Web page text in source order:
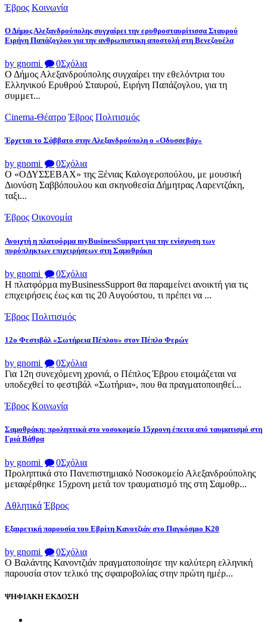
Έβρος Κοινωνία
Ο Δήμος Αλεξανδρούπολης συγχαίρει την ερυθροσταυρίτισσα Σταυρού
Ειρήνη Παπάζογλου για την ανθρωπιστικη αποστολή στη Βενεζουέλα
by gnomi 0Σχόλια
Ο Δήμος Αλεξανδρούπολης συγχαίρει την εθελόντρια του
Ελληνικού Ερυθρού Σταυρού, Ειρήνη Παπάζογλου, για τη
συμμετ...
Cinema-Θέατρο Έβρος Πολιτισμός
Έρχεται το Σάββατο στην Αλεξανδρούπολη ο «Οδυσσεβάχ»
by gnomi 0Σχόλια
Ο «ΟΔΥΣΣΕΒΑΧ» της Ξένιας Καλογεροπούλου, με μουσική
Διονύση Σαββόπουλου και σκηνοθεσία Δήμητρας Λαρεντζάκη,
ταξι...
Έβρος Οικονομία
Ανοιχτή η πλατφόρμα myBusinessSupport για την ενίσχυση των
πυρόπληκτων επιχειρήσεων στη Σαμοθράκη
by gnomi 0Σχόλια
Η πλατφόρμα myBusinessSupport θα παραμείνει ανοικτή για τις
επιχειρήσεις έως και τις 20 Αυγούστου, τι πρέπει να ...
Έβρος Πολιτισμός
12ο Φεστιβάλ «Σωτήρεια Πέπλου» στον Πέπλο Φερών
by gnomi 0Σχόλια
Για 12η συνεχόμενη χρονιά, ο Πέπλος Έβρου ετοιμάζεται να
υποδεχθεί το φεστιβάλ «Σωτήρια», που θα πραγματοποιηθεί...
Έβρος Κοινωνία
Σαμοθράκη: προληπτικά στο νοσοκομείο 15χρονη έπειτα από ταυματισμό στη
Γριά Βάθρα
by gnomi 0Σχόλια
Προληπτικά στο Πανεπιστημιακό Νοσοκομείο Αλεξανδρούπολης
μεταφέρθηκε 15χρονη μετά τον τραυματισμό της στη Σαμοθρ...
Αθλητικά Έβρος
Εξαιρετική παρουσία του Εβρίτη Κανοτζιάν στο Παγκόσμιο Κ20
by gnomi 0Σχόλια
Ο Βαλάντης Κανοντζιάν πραγματοποίησε την καλύτερη ελληνική
παρουσία στον τελικό της σφαιροβολίας στην πρώτη ημέρ...
ΨΗΦΙΑΚΗ ΕΚΔΟΣΗ